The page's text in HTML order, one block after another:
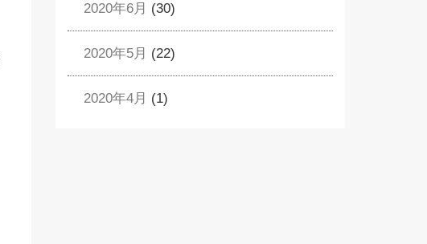
2020年6月 (30)
2020年5月 (22)
2020年4月 (1)